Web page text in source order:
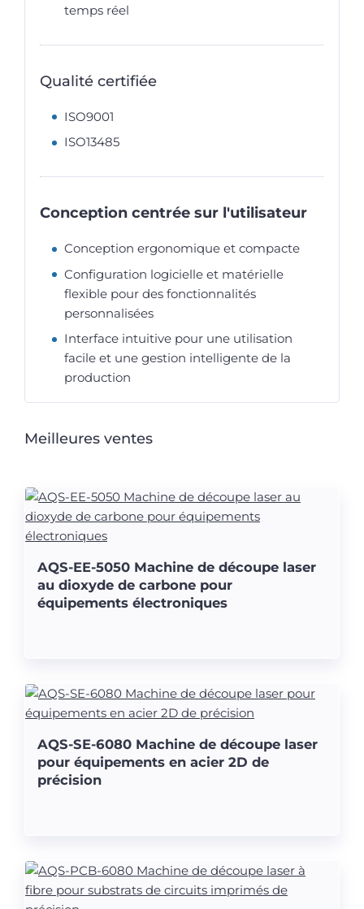
temps réel
Qualité certifiée
ISO9001
ISO13485
Conception centrée sur l'utilisateur
Conception ergonomique et compacte
Configuration logicielle et matérielle
flexible pour des fonctionnalités
personnalisées
Interface intuitive pour une utilisation
facile et une gestion intelligente de la
production
Meilleures ventes
AQS-EE-5050 Machine de découpe laser
au dioxyde de carbone pour
équipements électroniques
AQS-SE-6080 Machine de découpe laser
pour équipements en acier 2D de
précision